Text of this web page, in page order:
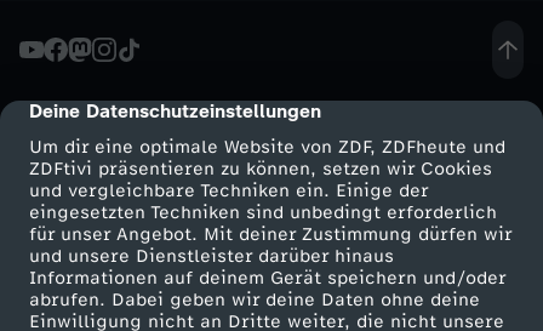
cmp-dialog-description
Deine Datenschutzeinstellungen
Um dir eine optimale Website von ZDF, ZDFheute und
ZDFtivi präsentieren zu können, setzen wir Cookies
und vergleichbare Techniken ein. Einige der
eingesetzten Techniken sind unbedingt erforderlich
für unser Angebot. Mit deiner Zustimmung dürfen wir
und unsere Dienstleister darüber hinaus
Informationen auf deinem Gerät speichern und/oder
abrufen. Dabei geben wir deine Daten ohne deine
Einwilligung nicht an Dritte weiter, die nicht unsere
o
e
x
p
e
Mehr ZDF
ZDF-Apps
Service
ZDFmitreden